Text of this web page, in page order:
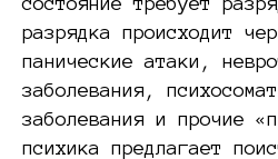
разрядка происходит
панические атаки,
заболевания,
заболевания и прочие
психика предлагает